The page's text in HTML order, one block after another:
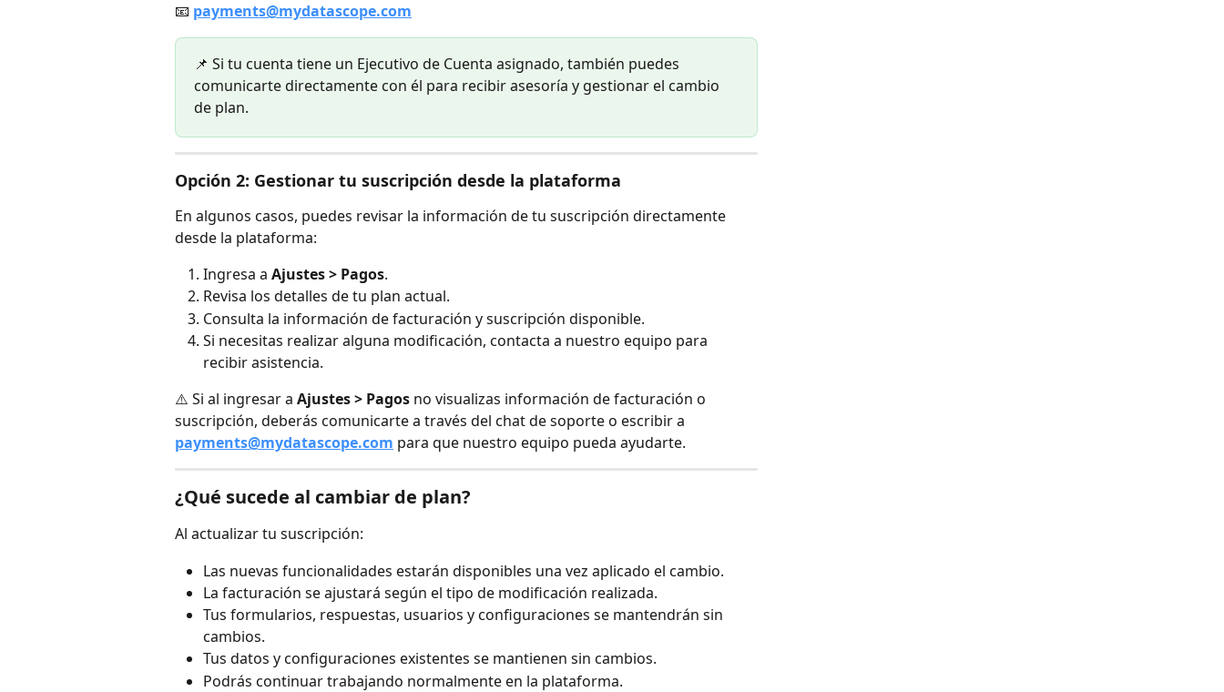
📧 payments@mydatascope.com
📌 Si tu cuenta tiene un Ejecutivo de Cuenta asignado, también puedes
comunicarte directamente con él para recibir asesoría y gestionar el cambio
de plan.
Opción 2: Gestionar tu suscripción desde la plataforma
En algunos casos, puedes revisar la información de tu suscripción directamente
desde la plataforma:
Ingresa a Ajustes > Pagos.
Revisa los detalles de tu plan actual.
Consulta la información de facturación y suscripción disponible.
Si necesitas realizar alguna modificación, contacta a nuestro equipo para
recibir asistencia.
⚠️ Si al ingresar a Ajustes > Pagos no visualizas información de facturación o
suscripción, deberás comunicarte a través del chat de soporte o escribir a
payments@mydatascope.com para que nuestro equipo pueda ayudarte.
¿Qué sucede al cambiar de plan?
Al actualizar tu suscripción:
Las nuevas funcionalidades estarán disponibles una vez aplicado el cambio.
La facturación se ajustará según el tipo de modificación realizada.
Tus formularios, respuestas, usuarios y configuraciones se mantendrán sin
cambios.
Tus datos y configuraciones existentes se mantienen sin cambios.
Podrás continuar trabajando normalmente en la plataforma.